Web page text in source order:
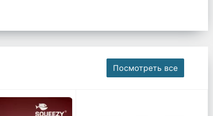
Посмотреть все